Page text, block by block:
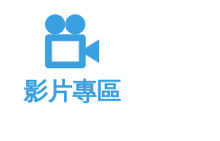
影片專區